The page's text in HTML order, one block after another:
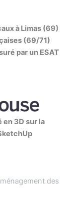
à Limas (69)
(69/71)
par un ESAT
en 3D sur la
des